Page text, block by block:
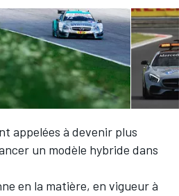
appelées à devenir plus
un modèle hybride dans
en la matière, en vigueur à